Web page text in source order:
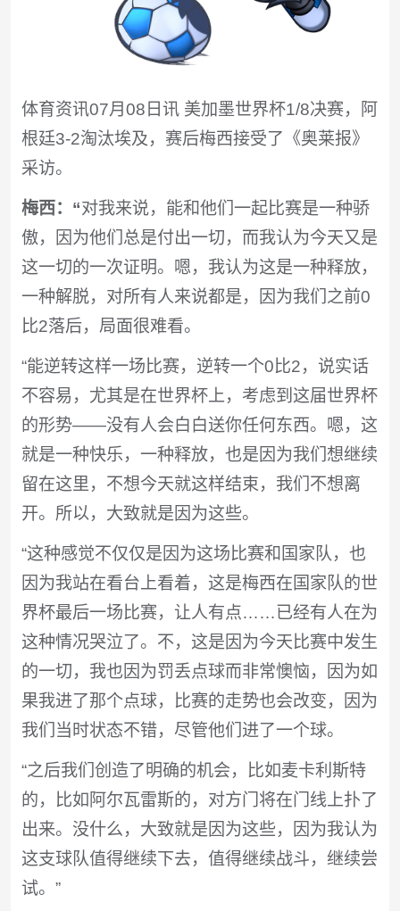
体育资讯07月08日讯 美加墨世界杯1/8决赛，阿
根廷3-2淘汰埃及，赛后梅西接受了《奥莱报》
采访。
梅西：“对我来说，能和他们一起比赛是一种骄
傲，因为他们总是付出一切，而我认为今天又是
这一切的一次证明。嗯，我认为这是一种释放，
一种解脱，对所有人来说都是，因为我们之前0
比2落后，局面很难看。
“能逆转这样一场比赛，逆转一个0比2，说实话
不容易，尤其是在世界杯上，考虑到这届世界杯
的形势——没有人会白白送你任何东西。嗯，这
就是一种快乐，一种释放，也是因为我们想继续
留在这里，不想今天就这样结束，我们不想离
开。所以，大致就是因为这些。
“这种感觉不仅仅是因为这场比赛和国家队，也
因为我站在看台上看着，这是梅西在国家队的世
界杯最后一场比赛，让人有点……已经有人在为
这种情况哭泣了。不，这是因为今天比赛中发生
的一切，我也因为罚丢点球而非常懊恼，因为如
果我进了那个点球，比赛的走势也会改变，因为
我们当时状态不错，尽管他们进了一个球。
“之后我们创造了明确的机会，比如麦卡利斯特
的，比如阿尔瓦雷斯的，对方门将在门线上扑了
出来。没什么，大致就是因为这些，因为我认为
这支球队值得继续下去，值得继续战斗，继续尝
试。”